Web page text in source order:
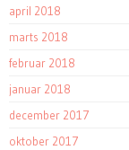
april 2018
marts 2018
februar 2018
januar 2018
december 2017
oktober 2017